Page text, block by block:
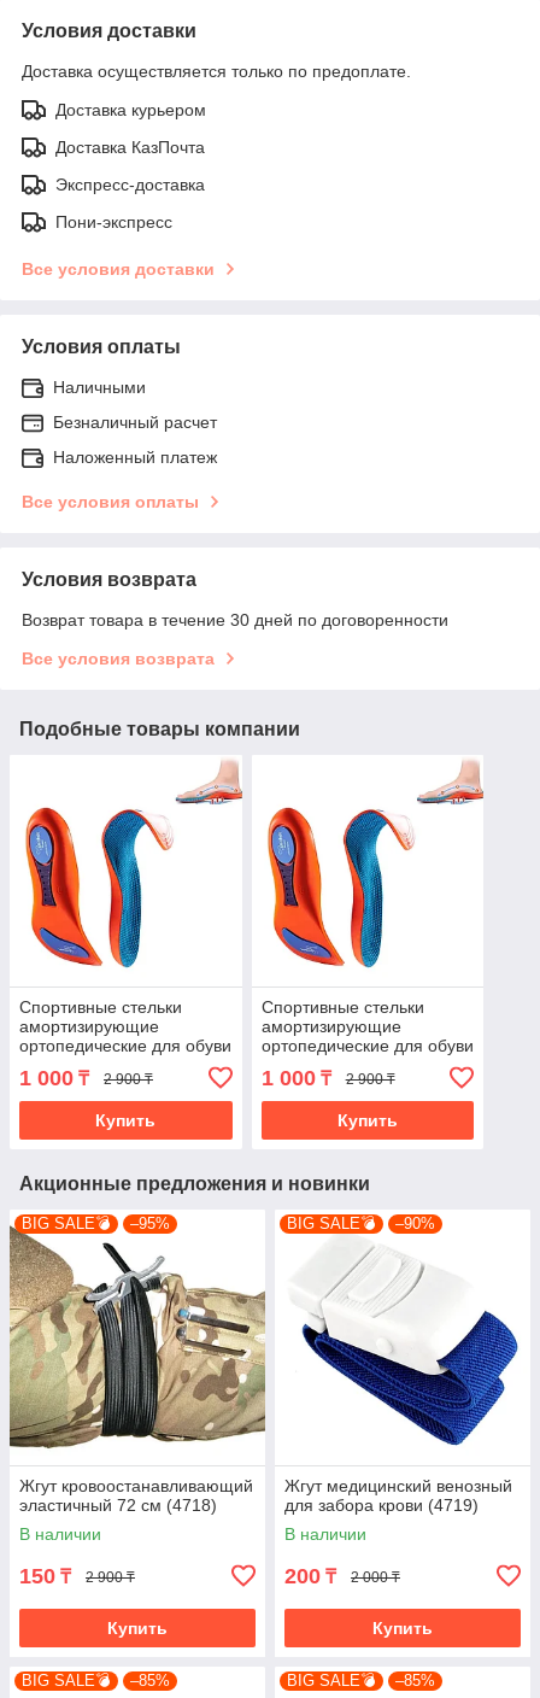
Условия доставки
Доставка осуществляется только по предоплате.
Доставка курьером
Доставка КазПочта
Экспресс-доставка
Пони-экспресс
Все условия доставки
Условия оплаты
Наличными
Безналичный расчет
Наложенный платеж
Все условия оплаты
Условия возврата
Возврат товара в течение 30 дней по договоренности
Все условия возврата
Подобные товары компании
Спортивные стельки
амортизирующие
ортопедические для обуви
(43-44) (4977-1)
1 000 ₸ 2 900 ₸
Купить
Спортивные стельки
амортизирующие
ортопедические для обуви
(45-46) (4977-2)
1 000₸ 2 900 ₸
Купить
Акционные предложения и новинки
BIG SALE💣 –95%
Жгут кровоостанавливающий
эластичный 72 см (4718)
В наличии
150 ₸ 2 900 ₸
Купить
BIG SALE💣 –90%
Жгут медицинский венозный
для забора крови (4719)
В наличии
200 ₸ 2 000 ₸
Купить
BIG SALE💣 –85% BIG SALE💣 –85%